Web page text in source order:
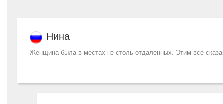
Нина
Женщина была в местах не столь отдаленных. Этим все